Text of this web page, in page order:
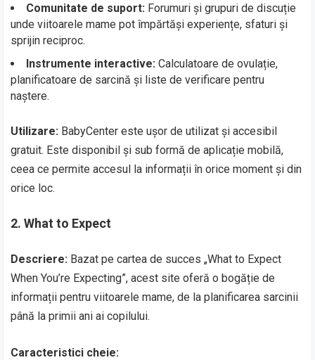
Comunitate de suport: Forumuri și grupuri de discuție
unde viitoarele mame pot împărtăși experiențe, sfaturi și
sprijin reciproc.
Instrumente interactive: Calculatoare de ovulație,
planificatoare de sarcină și liste de verificare pentru
naștere.
Utilizare: BabyCenter este ușor de utilizat și accesibil
gratuit. Este disponibil și sub formă de aplicație mobilă,
ceea ce permite accesul la informații în orice moment și din
orice loc.
2.What to Expect
Descriere: Bazat pe cartea de succes „What to Expect
When You’re Expecting”, acest site oferă o bogăție de
informații pentru viitoarele mame, de la planificarea sarcinii
până la primii ani ai copilului.
Caracteristici cheie: